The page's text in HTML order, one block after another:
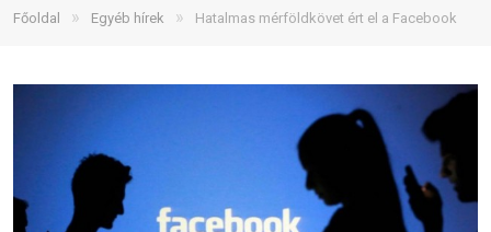
Főoldal » Egyéb hírek » Hatalmas mérföldkövet ért el a Facebook